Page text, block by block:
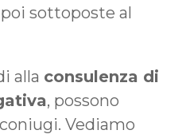
sottoposte al
alla consulenza di
, possono
Vediamo